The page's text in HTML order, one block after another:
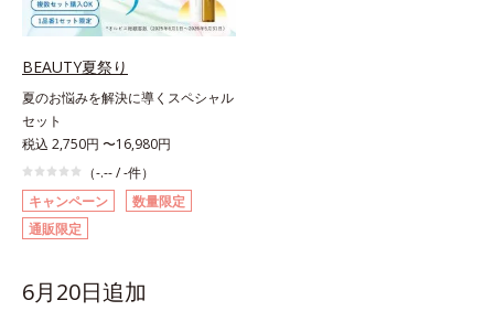
BEAUTY夏祭り
夏のお悩みを解決に導くスペシャル
セット
税込 2,750円 〜16,980円
（-.-- / -件）
キャンペーン
数量限定
通販限定
6月20日追加